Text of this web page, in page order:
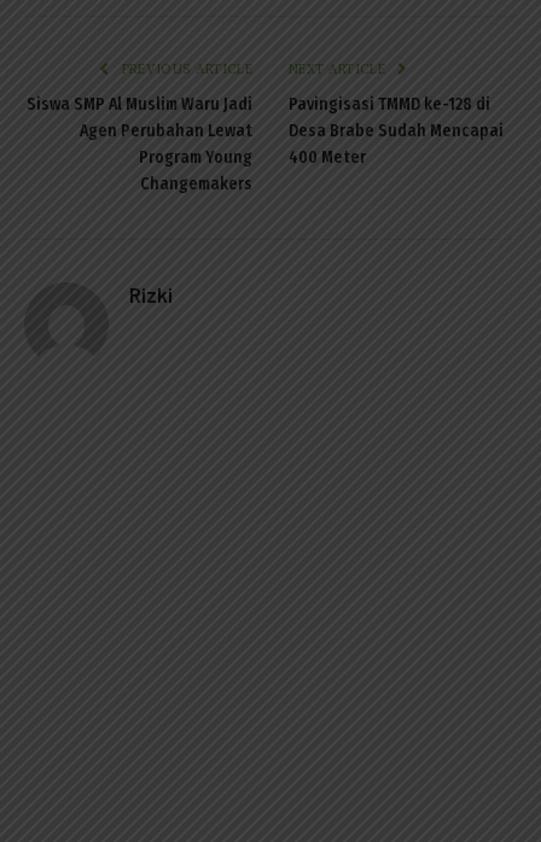
PREVIOUS ARTICLE
Siswa SMP Al Muslim Waru Jadi
Agen Perubahan Lewat
Program Young
Changemakers
NEXT ARTICLE
Pavingisasi TMMD ke-128 di
Desa Brabe Sudah Mencapai
400 Meter
Rizki